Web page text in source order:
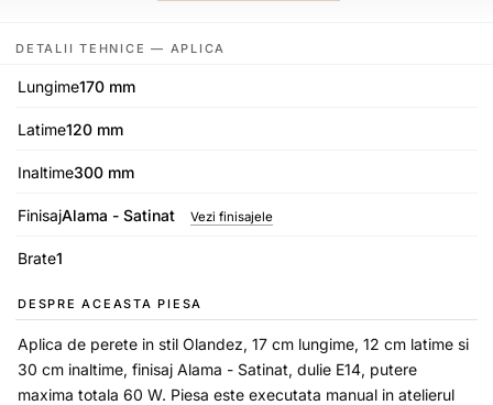
DETALII TEHNICE — APLICA
Lungime170 mm
Latime120 mm
Inaltime300 mm
FinisajAlama - Satinat Vezi finisajele
Brate1
DESPRE ACEASTA PIESA
Aplica de perete in stil Olandez, 17 cm lungime, 12 cm latime si
30 cm inaltime, finisaj Alama - Satinat, dulie E14, putere
maxima totala 60 W. Piesa este executata manual in atelierul